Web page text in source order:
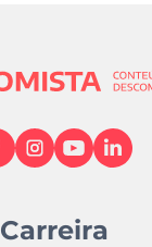
Carreira